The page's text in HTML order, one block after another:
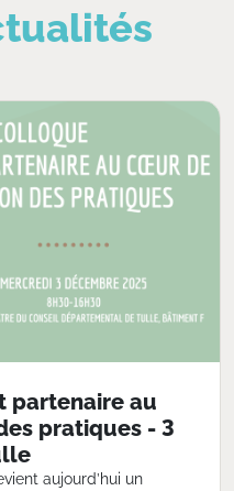
partenaire au
pratiques - 3
aujourd’hui un